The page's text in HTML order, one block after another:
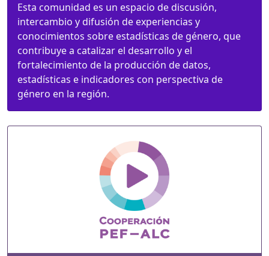
Esta comunidad es un espacio de discusión,
intercambio y difusión de experiencias y
conocimientos sobre estadísticas de género, que
contribuye a catalizar el desarrollo y el
fortalecimiento de la producción de datos,
estadísticas e indicadores con perspectiva de
género en la región.